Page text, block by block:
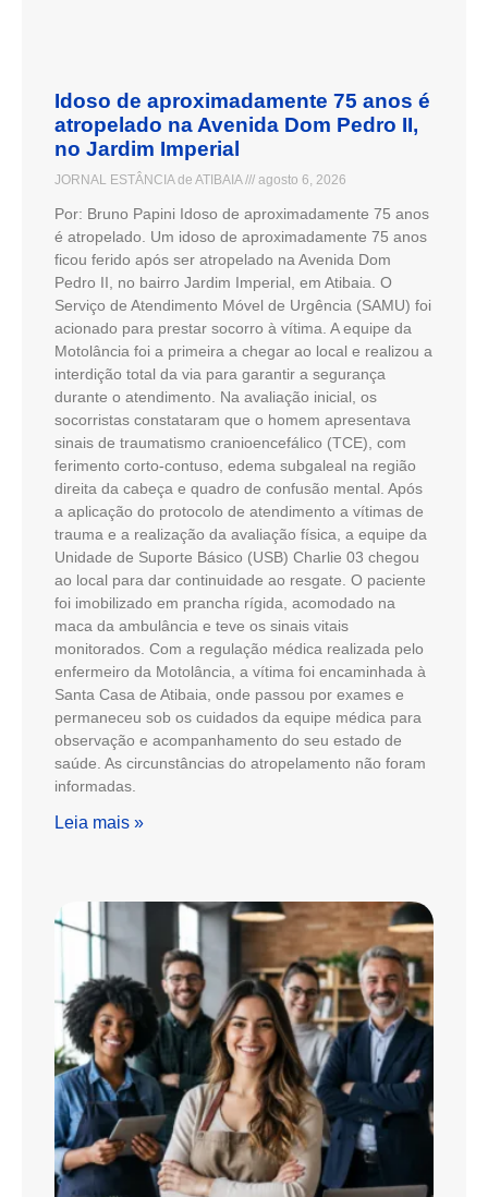
Idoso de aproximadamente 75 anos é
atropelado na Avenida Dom Pedro II,
no Jardim Imperial
JORNAL ESTÂNCIA de ATIBAIA agosto 6, 2026
Por: Bruno Papini Idoso de aproximadamente 75 anos
é atropelado. Um idoso de aproximadamente 75 anos
ficou ferido após ser atropelado na Avenida Dom
Pedro II, no bairro Jardim Imperial, em Atibaia. O
Serviço de Atendimento Móvel de Urgência (SAMU) foi
acionado para prestar socorro à vítima. A equipe da
Motolância foi a primeira a chegar ao local e realizou a
interdição total da via para garantir a segurança
durante o atendimento. Na avaliação inicial, os
socorristas constataram que o homem apresentava
sinais de traumatismo cranioencefálico (TCE), com
ferimento corto-contuso, edema subgaleal na região
direita da cabeça e quadro de confusão mental. Após
a aplicação do protocolo de atendimento a vítimas de
trauma e a realização da avaliação física, a equipe da
Unidade de Suporte Básico (USB) Charlie 03 chegou
ao local para dar continuidade ao resgate. O paciente
foi imobilizado em prancha rígida, acomodado na
maca da ambulância e teve os sinais vitais
monitorados. Com a regulação médica realizada pelo
enfermeiro da Motolância, a vítima foi encaminhada à
Santa Casa de Atibaia, onde passou por exames e
permaneceu sob os cuidados da equipe médica para
observação e acompanhamento do seu estado de
saúde. As circunstâncias do atropelamento não foram
informadas.
Leia mais »